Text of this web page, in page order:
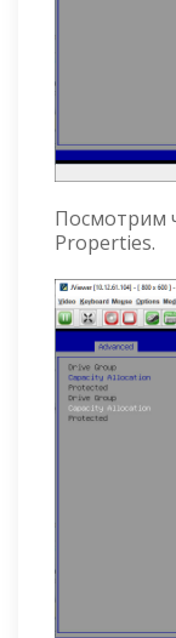
Посмотрим
Properties.